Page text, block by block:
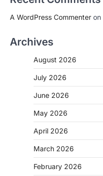
A WordPress Commenter on
Archives
August 2026
July 2026
June 2026
May 2026
April 2026
March 2026
February 2026